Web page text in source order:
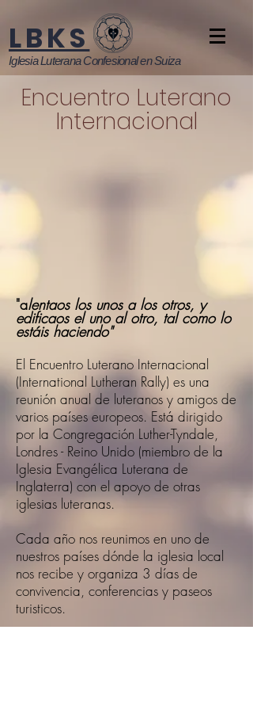
LBKS
Iglesia Luterana Confesional en Suiza
Encuentro Luterano
Internacional
"alentaos los unos a los otros, y
edificaos el uno al otro, tal como lo
estáis haciendo"
El Encuentro Luterano Internacional
(International Lutheran Rally) es una
reunión anual de luteranos y amigos de
varios países europeos. Está dirigido
por la Congregación Luther-Tyndale,
Londres - Reino Unido (miembro de la
Iglesia Evangélica Luterana de
Inglaterra) con el apoyo de otras
iglesias luteranas.
Cada año nos reunimos en uno de
nuestros países dónde la iglesia local
nos recibe y organiza 3 días de
convivencia, conferencias y paseos
turisticos.